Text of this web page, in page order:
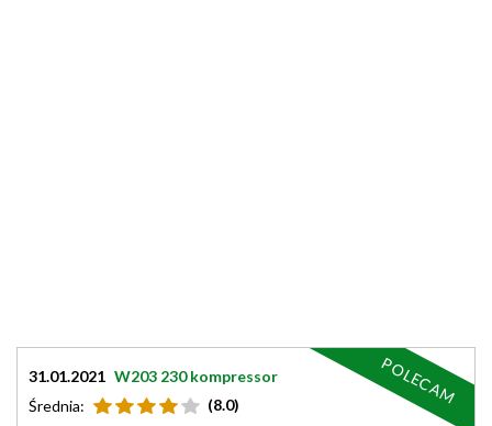
31.01.2021 W203 230 kompressor
Średnia:
(8.0) POLECAM